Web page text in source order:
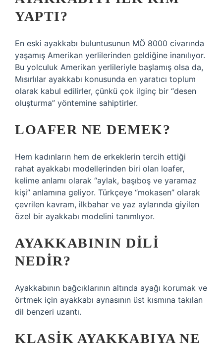
YAPTI?
En eski ayakkabı buluntusunun MÖ 8000 civarında
yaşamış Amerikan yerlilerinden geldiğine inanılıyor.
Bu yolculuk Amerikan yerlileriyle başlamış olsa da,
Mısırlılar ayakkabı konusunda en yaratıcı toplum
olarak kabul edilirler, çünkü çok ilginç bir “desen
oluşturma” yöntemine sahiptirler.
LOAFER NE DEMEK?
Hem kadınların hem de erkeklerin tercih ettiği
rahat ayakkabı modellerinden biri olan loafer,
kelime anlamı olarak “aylak, başıboş ve yaramaz
kişi” anlamına geliyor. Türkçeye “mokasen” olarak
çevrilen kavram, ilkbahar ve yaz aylarında giyilen
özel bir ayakkabı modelini tanımlıyor.
AYAKKABININ DILI
NEDIR?
Ayakkabının bağcıklarının altında ayağı korumak ve
örtmek için ayakkabı aynasının üst kısmına takılan
dil benzeri uzantı.
KLASIK AYAKKABIYA NE